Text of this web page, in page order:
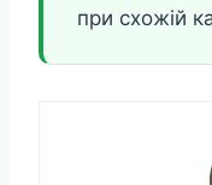
при схожій